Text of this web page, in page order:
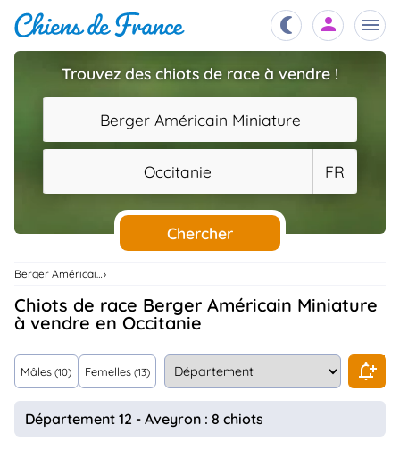
Chiots
Éleveurs
Étalons
Chiens
Services
..
Assurances
Connexion
Trouvez des chiots de race à vendre !
Berger Américain Miniature
Occitanie FR
Chercher
Berger Américain Miniature
Chiots de race Berger Américain Miniature
à vendre en Occitanie
Mâles (10) Femelles (13)
Département 12 - Aveyron : 8 chiots